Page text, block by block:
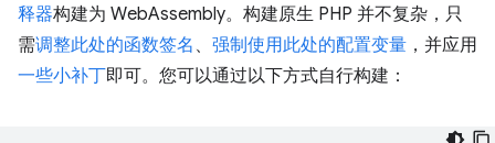
释器构建为 WebAssembly。构建原生 PHP 并不复杂，只
需调整此处的函数签名 、 强制使用此处的配置变量 ，并应用
一些小补丁即可。您可以通过以下方式自行构建：